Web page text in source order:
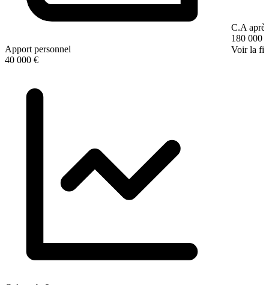
Apport personnel
40 000 €
C.A
180 000 €
Voir la